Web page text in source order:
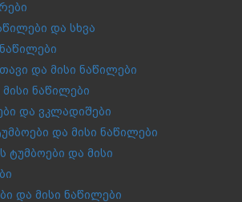
და სხვა
და მისი ნაწილები
ნაწილები
და ვკლადიშები
და მისი ნაწილები
ტუმბოები და მისი
და მისი ნაწილები